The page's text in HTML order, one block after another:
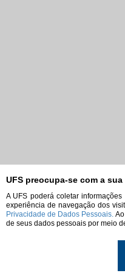
UFS preocupa-se com a
A UFS poderá coletar
experiência de navegação dos
Privacidade de Dados Pessoais.
de seus dados pessoais por meio